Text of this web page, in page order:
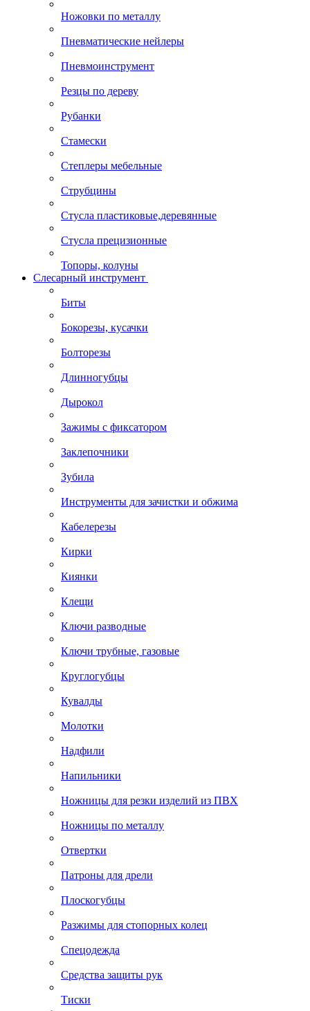
Ножовки по металлу
Пневматические нейлеры
Пневмоинструмент
Резцы по дереву
Рубанки
Стамески
Степлеры мебельные
Струбцины
Стусла пластиковые,деревянные
Стусла прецизионные
Топоры, колуны
Слесарный инструмент
Биты
Бокорезы, кусачки
Болторезы
Длинногубцы
Дырокол
Зажимы с фиксатором
Заклепочники
Зубила
Инструменты для зачистки и обжима
Кабелерезы
Кирки
Киянки
Клещи
Ключи разводные
Ключи трубные, газовые
Круглогубцы
Кувалды
Молотки
Надфили
Напильники
Ножницы для резки изделий из ПВХ
Ножницы по металлу
Отвертки
Патроны для дрели
Плоскогубцы
Разжимы для стопорных колец
Спецодежда
Средства защиты рук
Тиски